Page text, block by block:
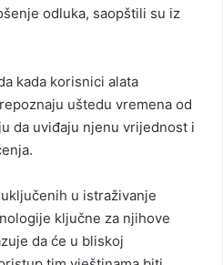
odluka, saopštili su iz
kada korisnici alata
uštedu vremena od
da uviđaju njenu vrijednost i
u istraživanje
ključne za njihove
da će u bliskoj